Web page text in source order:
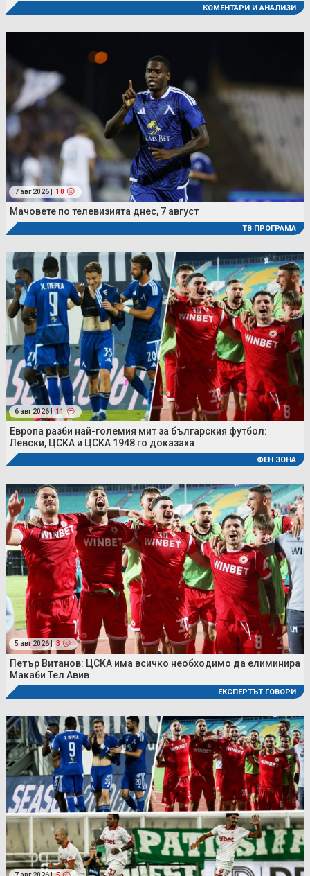
КОМЕНТАРИ И АНАЛИЗИ
7 авг 2026 | 10
Мачовете по телевизията днес, 7 август
ТВ ПРОГРАМА
6 авг 2026 | 11
Европа разби най-големия мит за българския футбол:
Левски, ЦСКА и ЦСКА 1948 го доказаха
ФЕН ЗОНА
5 авг 2026 | 3
Петър Витанов: ЦСКА има всичко необходимо да елиминира
Макаби Тел Авив
ЕКСПЕРТЪТ ГОВОРИ